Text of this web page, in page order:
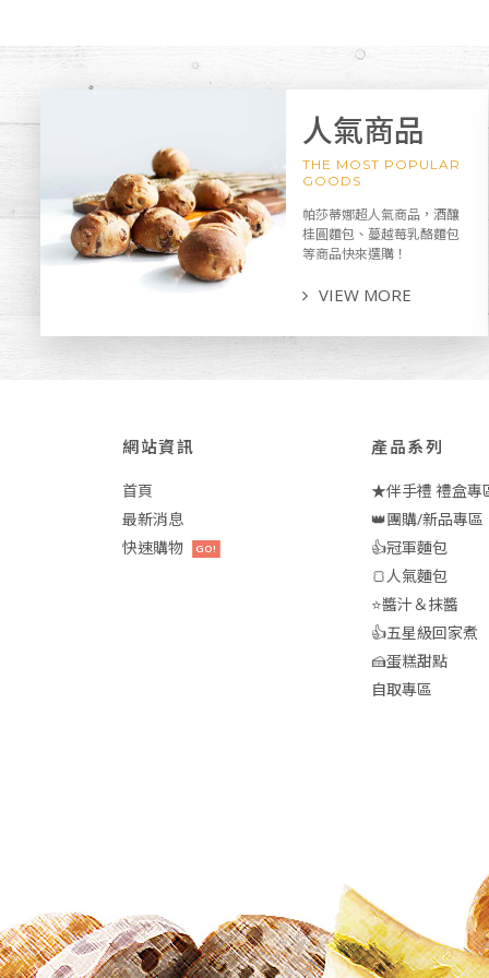
人氣商品
THE MOST POPULAR
GOODS
帕莎蒂娜超人氣商品，酒釀
桂圓麵包、蔓越莓乳酪麵包
等商品快來選購！
VIEW MORE
網站資訊
首頁
最新消息
快速購物
GO!
產品系列
★伴手禮 禮盒專
👑團購/新品專區
👍冠軍麵包
🍞人氣麵包
⭐醬汁＆抹醬
👍五星級回家煮
🍰蛋糕甜點
自取專區